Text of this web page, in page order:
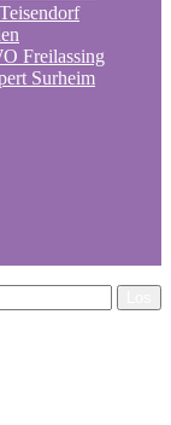
Freilassing
Surheim